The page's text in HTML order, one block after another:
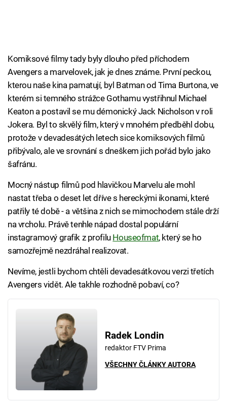
Komiksové filmy tady byly dlouho před příchodem
Avengers a marvelovek, jak je dnes známe. První peckou,
kterou naše kina pamatují, byl Batman od Tima Burtona, ve
kterém si temného strážce Gothamu vystřihnul Michael
Keaton a postavil se mu démonický Jack Nicholson v roli
Jokera. Byl to skvělý film, který v mnohém předběhl dobu,
protože v devadesátých letech sice komiksových filmů
přibývalo, ale ve srovnání s dneškem jich pořád bylo jako
šafránu.
Mocný nástup filmů pod hlavičkou Marvelu ale mohl
nastat třeba o deset let dříve s hereckými ikonami, které
patřily té době - a většina z nich se mimochodem stále drží
na vrcholu. Právě tenhle nápad dostal populární
instagramový grafik z profilu Houseofmat, který se ho
samozřejmě nezdráhal realizovat.
Nevíme, jestli bychom chtěli devadesátkovou verzi třetích
Avengers vidět. Ale takhle rozhodně pobaví, co?
Radek Londin
redaktor FTV Prima
VŠECHNY ČLÁNKY AUTORA